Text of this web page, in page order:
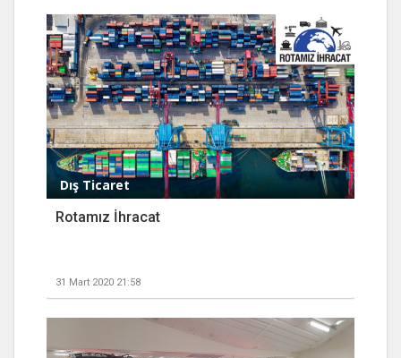
Dış Ticaret
Rotamız İhracat
31 Mart 2020 21:58